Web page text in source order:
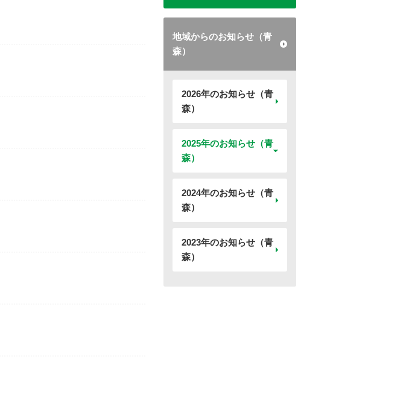
地域からのお知らせ（青
森）
2026年のお知らせ（青
森）
2025年のお知らせ（青
森）
2024年のお知らせ（青
森）
2023年のお知らせ（青
森）